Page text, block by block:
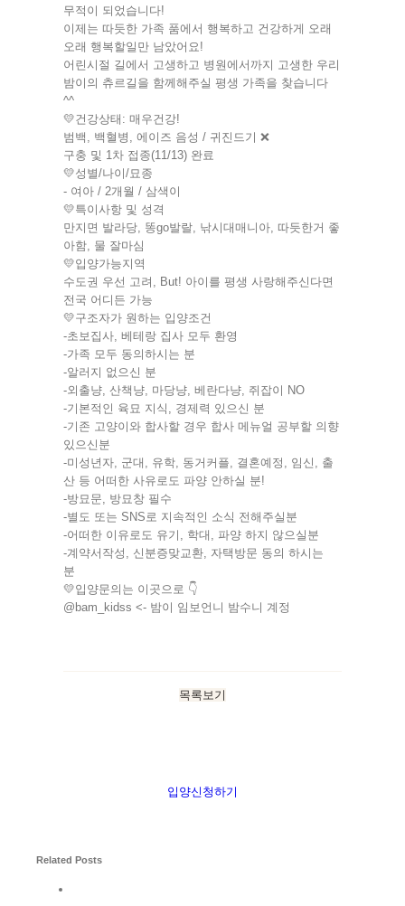
무적이 되었습니다!
이제는 따듯한 가족 품에서 행복하고 건강하게 오래
오래 행복할일만 남았어요!
어린시절 길에서 고생하고 병원에서까지 고생한 우리
밤이의 츄르길을 함께해주실 평생 가족을 찾습니다
^^
💛건강상태: 매우건강!
범백, 백혈병, 에이즈 음성 / 귀진드기 ❌
구충 및 1차 접종(11/13) 완료
💛성별/나이/묘종
- 여아 / 2개월 / 삼색이
💛특이사항 및 성격
만지면 발라당, 똥go발랄, 낚시대매니아, 따듯한거 좋
아함, 물 잘마심
💛입양가능지역
수도권 우선 고려, But! 아이를 평생 사랑해주신다면
전국 어디든 가능
💛구조자가 원하는 입양조건
-초보집사, 베테랑 집사 모두 환영
-가족 모두 동의하시는 분
-알러지 없으신 분
-외출냥, 산책냥, 마당냥, 베란다냥, 쥐잡이 NO
-기본적인 육묘 지식, 경제력 있으신 분
-기존 고양이와 합사할 경우 합사 메뉴얼 공부할 의향
있으신분
-미성년자, 군대, 유학, 동거커플, 결혼예정, 임신, 출
산 등 어떠한 사유로도 파양 안하실 분!
-방묘문, 방묘창 필수
-별도 또는 SNS로 지속적인 소식 전해주실분
-어떠한 이유로도 유기, 학대, 파양 하지 않으실분
-계약서작성, 신분증맞교환, 자택방문 동의 하시는
분
💛입양문의는 이곳으로 👇
@bam_kidss <- 밤이 임보언니 밤수니 계정
목록보기
입양신청하기
Related Posts